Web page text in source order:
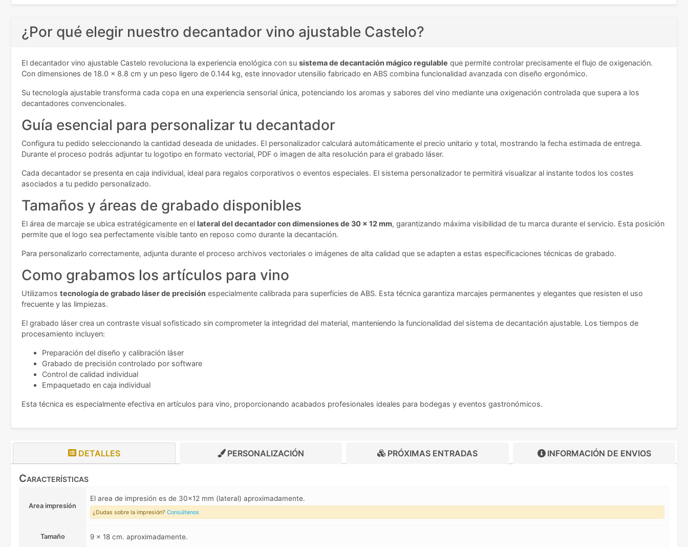
¿Por qué elegir nuestro decantador vino ajustable Castelo?
El decantador vino ajustable Castelo revoluciona la experiencia enológica con su sistema de decantación mágico regulable que permite controlar precisamente el flujo de oxigenación.
Con dimensiones de 18.0 x 8.8 cm y un peso ligero de 0.144 kg, este innovador utensilio fabricado en ABS combina funcionalidad avanzada con diseño ergonómico.
Su tecnología ajustable transforma cada copa en una experiencia sensorial única, potenciando los aromas y sabores del vino mediante una oxigenación controlada que supera a los
decantadores convencionales.
Guía esencial para personalizar tu decantador
Configura tu pedido seleccionando la cantidad deseada de unidades. El personalizador calculará automáticamente el precio unitario y total, mostrando la fecha estimada de entrega.
Durante el proceso podrás adjuntar tu logotipo en formato vectorial, PDF o imagen de alta resolución para el grabado láser.
Cada decantador se presenta en caja individual, ideal para regalos corporativos o eventos especiales. El sistema personalizador te permitirá visualizar al instante todos los costes
asociados a tu pedido personalizado.
Tamaños y áreas de grabado disponibles
El área de marcaje se ubica estratégicamente en el lateral del decantador con dimensiones de 30 x 12 mm, garantizando máxima visibilidad de tu marca durante el servicio. Esta posición
permite que el logo sea perfectamente visible tanto en reposo como durante la decantación.
Para personalizarlo correctamente, adjunta durante el proceso archivos vectoriales o imágenes de alta calidad que se adapten a estas especificaciones técnicas de grabado.
Como grabamos los artículos para vino
Utilizamos tecnología de grabado láser de precisión especialmente calibrada para superficies de ABS. Esta técnica garantiza marcajes permanentes y elegantes que resisten el uso
frecuente y las limpiezas.
El grabado láser crea un contraste visual sofisticado sin comprometer la integridad del material, manteniendo la funcionalidad del sistema de decantación ajustable. Los tiempos de
procesamiento incluyen:
Preparación del diseño y calibración láser
Grabado de precisión controlado por software
Control de calidad individual
Empaquetado en caja individual
Esta técnica es especialmente efectiva en artículos para vino, proporcionando acabados profesionales ideales para bodegas y eventos gastronómicos.
DETALLES PERSONALIZACIÓN PRÓXIMAS ENTRADAS INFORMACIÓN DE ENVIOS
Características
Area impresión
El area de impresión es de 30x12 mm (lateral) aproximadamente.
¿Dudas sobre la impresión? Consúltenos
Tamaño 9 x 18 cm. aproximadamente.